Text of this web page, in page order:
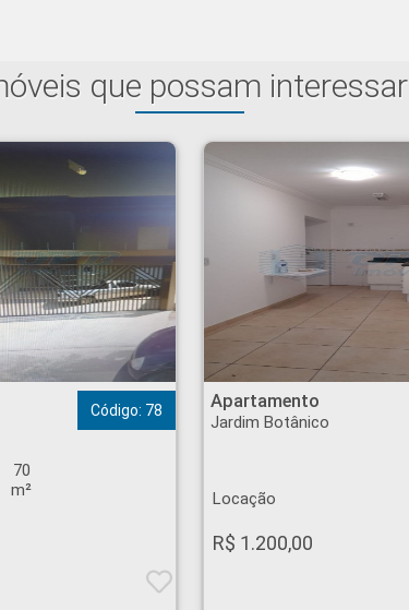
que possam interessar
Preto
Código: 78
70
m²
Apartamento - Jardim Botânico - Ribeirão Preto
Apartamento
Jardim Botânico
Locação
R$ 1.200,00